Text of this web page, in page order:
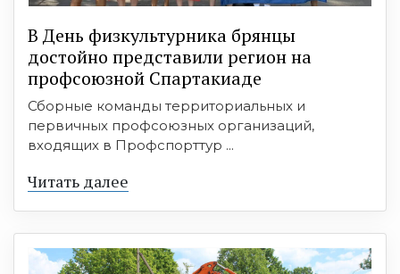
В День физкультурника брянцы
достойно представили регион на
профсоюзной Спартакиаде
Сборные команды территориальных и
первичных профсоюзных организаций,
входящих в Профспорттур ...
Читать далее